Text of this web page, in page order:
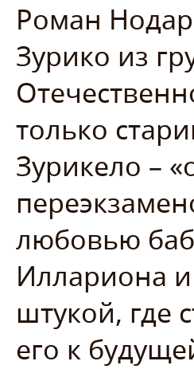
Роман
Зурико из
только
Зурикело –
любовью
Иллариона
штукой, где
его к